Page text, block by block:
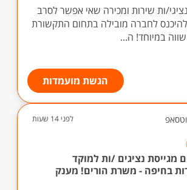
ות שירות ומכירה שאי אפשר לסרב
לחברה מובילה בתחום התקשורת
במיוחד! ה...
הגשת מועמדות
לפני 14 שעות
מגייסת נציגים /ות למוקד
בחיפה - משרת הורים! מענק